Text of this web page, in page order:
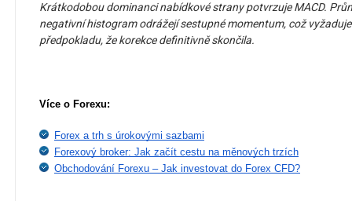
Krátkodobou dominanci nabídkové strany potvrzuje MACD.
negativní histogram odrážejí sestupné momentum, což
předpokladu, že korekce definitivně skončila.
Více o Forexu:
Forex a trh s úrokovými sazbami
Forexový broker: Jak začít cestu na měnových trzích
Obchodování Forexu – Jak investovat do Forex CFD?